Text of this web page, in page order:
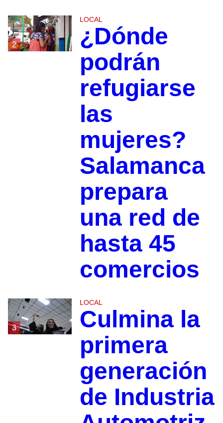
2
LOCAL
¿Dónde
podrán
refugiarse
las
mujeres?
Salamanca
prepara
una red de
hasta 45
comercios
3
LOCAL
Culmina la
primera
generación
de Industria